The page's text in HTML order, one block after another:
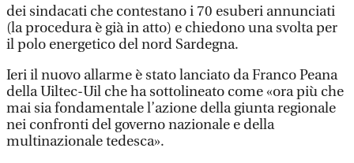
dei sindacati che contestano i 70 esuberi annunciati
(la procedura è già in atto) e chiedono una svolta per
il polo energetico del nord Sardegna.
Ieri il nuovo allarme è stato lanciato da Franco Peana
della Uiltec-Uil che ha sottolineato come «ora più che
mai sia fondamentale l’azione della giunta regionale
nei confronti del governo nazionale e della
multinazionale tedesca».